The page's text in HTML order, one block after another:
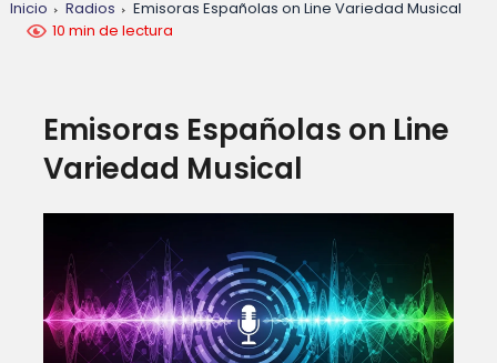
Inicio Radios
Emisoras Españolas on Line Variedad Musical
10 min de lectura
Emisoras Españolas on Line
Variedad Musical